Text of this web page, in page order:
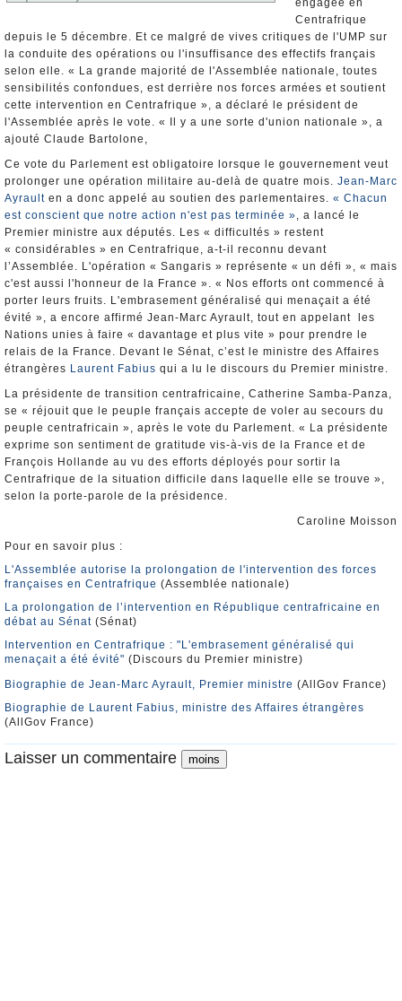
engagée en
Centrafrique
depuis le 5 décembre. Et ce malgré de vives critiques de l'UMP sur
la conduite des opérations ou l'insuffisance des effectifs français
selon elle. « La grande majorité de l'Assemblée nationale, toutes
sensibilités confondues, est derrière nos forces armées et soutient
cette intervention en Centrafrique », a déclaré le président de
l'Assemblée après le vote. « Il y a une sorte d'union nationale », a
ajouté Claude Bartolone,
Ce vote du Parlement est obligatoire lorsque le gouvernement veut
prolonger une opération militaire au-delà de quatre mois. Jean-Marc
Ayrault en a donc appelé au soutien des parlementaires. « Chacun
est conscient que notre action n'est pas terminée », a lancé le
Premier ministre aux députés. Les « difficultés » restent
« considérables » en Centrafrique, a-t-il reconnu devant
l’Assemblée. L'opération « Sangaris » représente « un défi », « mais
c'est aussi l'honneur de la France ». « Nos efforts ont commencé à
porter leurs fruits. L'embrasement généralisé qui menaçait a été
évité », a encore affirmé Jean-Marc Ayrault, tout en appelant les
Nations unies à faire « davantage et plus vite » pour prendre le
relais de la France. Devant le Sénat, c’est le ministre des Affaires
étrangères Laurent Fabius qui a lu le discours du Premier ministre.
La présidente de transition centrafricaine, Catherine Samba-Panza,
se « réjouit que le peuple français accepte de voler au secours du
peuple centrafricain », après le vote du Parlement. « La présidente
exprime son sentiment de gratitude vis-à-vis de la France et de
François Hollande au vu des efforts déployés pour sortir la
Centrafrique de la situation difficile dans laquelle elle se trouve »,
selon la porte-parole de la présidence.
Caroline Moisson
Pour en savoir plus :
L'Assemblée autorise la prolongation de l'intervention des forces
françaises en Centrafrique (Assemblée nationale)
La prolongation de l’intervention en République centrafricaine en
débat au Sénat (Sénat)
Intervention en Centrafrique : "L'embrasement généralisé qui
menaçait a été évité" (Discours du Premier ministre)
Biographie de Jean-Marc Ayrault, Premier ministre (AllGov France)
Biographie de Laurent Fabius, ministre des Affaires étrangères
(AllGov France)
Laisser un commentaire